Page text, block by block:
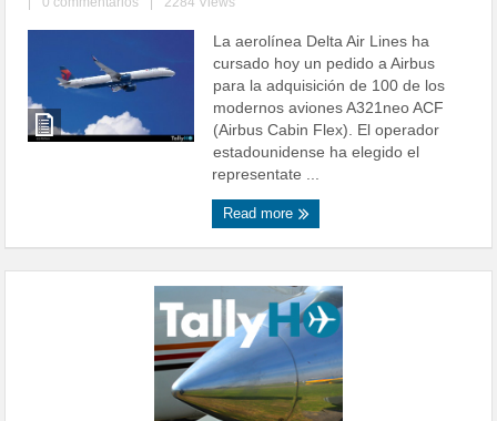
La aerolínea Delta Air Lines ha
cursado hoy un pedido a Airbus
para la adquisición de 100 de los
modernos aviones A321neo ACF
(Airbus Cabin Flex). El operador
estadounidense ha elegido el
representate ...
Read more